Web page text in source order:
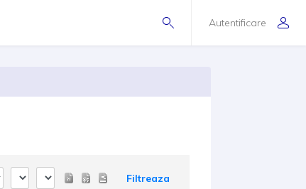
Autentificare
Filtreaza